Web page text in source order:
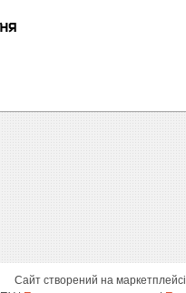
Сайт створений на маркетплейсі